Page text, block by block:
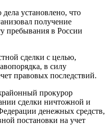
установлено, что
получение
пребывания в России
сделки с целью,
в силу
правовых последствий.
прокурор
сделки ничтожной и
денежных средств,
постановки на учет